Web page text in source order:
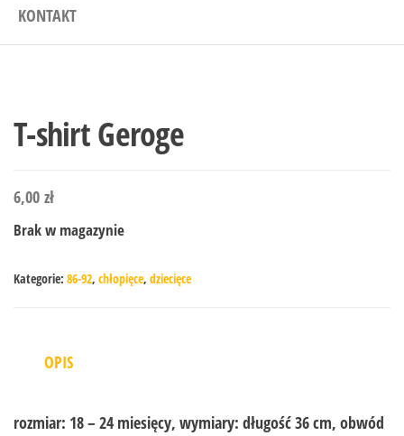
KONTAKT
T-shirt Geroge
6,00 zł
Brak w magazynie
Kategorie: 86-92, chłopięce, dziecięce
OPIS
rozmiar: 18 – 24 miesięcy, wymiary: długość 36 cm, obwód